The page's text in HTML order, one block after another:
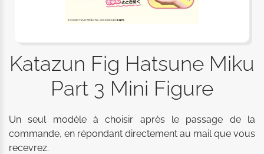
Katazun Fig Hatsune Miku
Part 3 Mini Figure
Un seul modèle à choisir après le passage de la
commande, en répondant directement au mail que vous
recevrez.